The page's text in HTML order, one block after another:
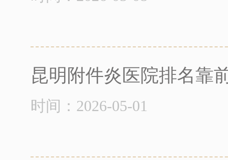
昆明附件炎医院排名靠
时间：2026-05-01